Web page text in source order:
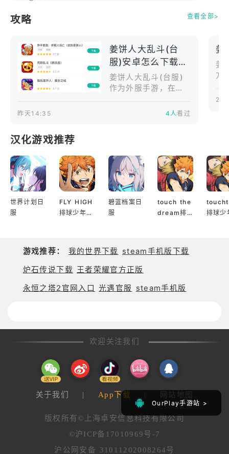
OurPlay手游站 >
使用强大的魔法卡，变身巨人，召唤斩天巨龙，等
瞬间的决策掌控战场，决定胜负！
制定你的制胜策略，称霸赛场！
4. 用自定义外观展现自我
展现你的风格，在人群中脱颖而出！
想要可爱风？酷炫风？还是独一无二的个性风？
干！
在这个特别的社交中心与其他饼干相遇！
享受激烈的战斗，也享受与朋友们轻松愉快的聚会时
体验《CookieRun: OvenSmash》独特的动作与社交
玩法！
【关于《CookieRun: OvenSmash》】
由 Devsisters 开发，VNGGames 在部分地区发行。
攻略 查看全部>
姜饼人大乱斗(台
服)安卓怎么下载？
2026下载安装步骤
一览
姜饼人大乱斗(台服)
作为外服手游，在国
难度。首先是网络问
或连接失败。其次是
谷歌环境依赖，部分
安卓手机如果缺少Go
无法正常下载、更新
或启动游戏。再者，
可能遇到商店搜不到
容或安装后闪退等情
提供明确官网入口，
昨天14:35 4人看过
姜
姜
方
汉化游戏推荐
世界计划日
服
FLY HIGH
排球少年日
碧蓝档案日
服
touch the
dream排
排球少
OurPlay手游站 >
游戏推荐： 我的世界下载 steam手机版下载
炉石传说下载 王者荣耀官方正版
永恒之塔2官网入口 光遇官服 steam手机版
欢迎关注我们
关于我们 | App下载 网站地图
版权所有©上海卓安信息科技有限公司
©沪ICP备17010969号-7
沪公网安备 31011202008264号